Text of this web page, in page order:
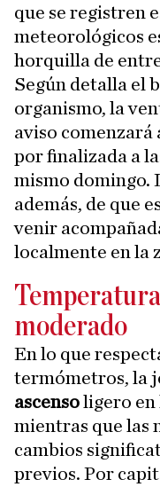
que se registren
meteorológicos
horquilla de
Según detalla el
organismo, la
aviso comenzará
por finalizada a
mismo domingo.
además, de que
venir
localmente en la
moderado
En lo que
termómetros, la
ascensoligero en
mientras que las
cambios
previos. Por